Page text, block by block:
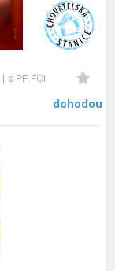
s PP FCI
dohodou